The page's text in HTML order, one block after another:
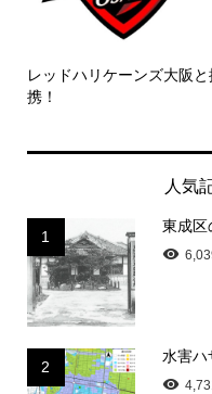
レッドハリケーンズ大阪と
携！
人気
1
東成区
2
水害ハ